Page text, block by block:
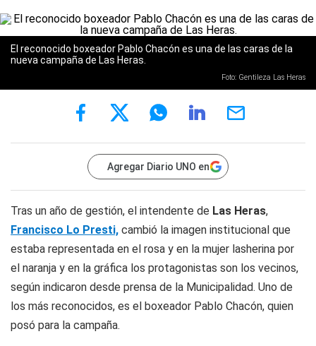
El reconocido boxeador Pablo Chacón es una de las caras de la
nueva campaña de Las Heras.
Foto: Gentileza Las Heras
Agregar Diario UNO en
Tras un año de gestión, el intendente de Las Heras,
Francisco Lo Presti, cambió la imagen institucional que
estaba representada en el rosa y en la mujer lasherina por
el naranja y en la gráfica los protagonistas son los vecinos,
según indicaron desde prensa de la Municipalidad. Uno de
los más reconocidos, es el boxeador Pablo Chacón, quien
posó para la campaña.